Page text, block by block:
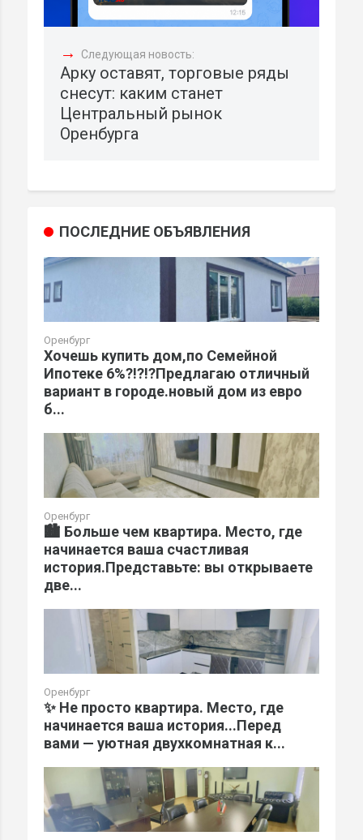
→ Следующая новость:
Арку оставят, торговые ряды
снесут: каким станет
Центральный рынок
Оренбурга
ПОСЛЕДНИЕ ОБЪЯВЛЕНИЯ
Оренбург
Хочешь купить дом,по Семейной
Ипотеке 6%?!?!?Предлагаю отличный
вариант в городе.новый дом из евро
б...
Оренбург
🏙️ Больше чем квартира. Место, где
начинается ваша счастливая
история.Представьте: вы открываете
две...
Оренбург
✨ Не просто квартира. Место, где
начинается ваша история...Перед
вами — уютная двухкомнатная к...